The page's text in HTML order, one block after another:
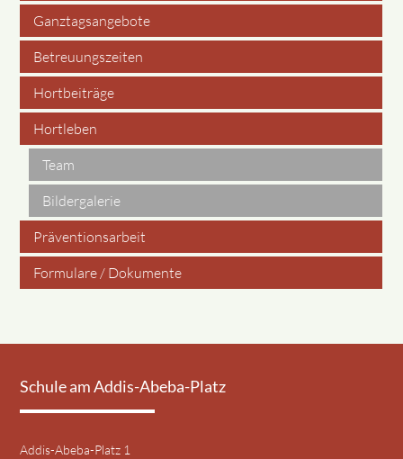
überspringen
Ganztagsangebote
Betreuungszeiten
Hortbeiträge
Hortleben
Team
Bildergalerie
Präventionsarbeit
Formulare / Dokumente
Schule am Addis-Abeba-Platz
Addis-Abeba-Platz 1